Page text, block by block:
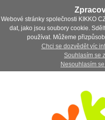
Webové stránky společnosti KIKKO
dat, jako jsou soubory cookie.
používat. Můžeme
Chci se dozvědět víc
Souhlasím se
Nesouhlasím